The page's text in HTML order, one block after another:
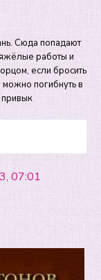
Сюда попадают
работы и
если бросить
погибнуть в
привык
07:01